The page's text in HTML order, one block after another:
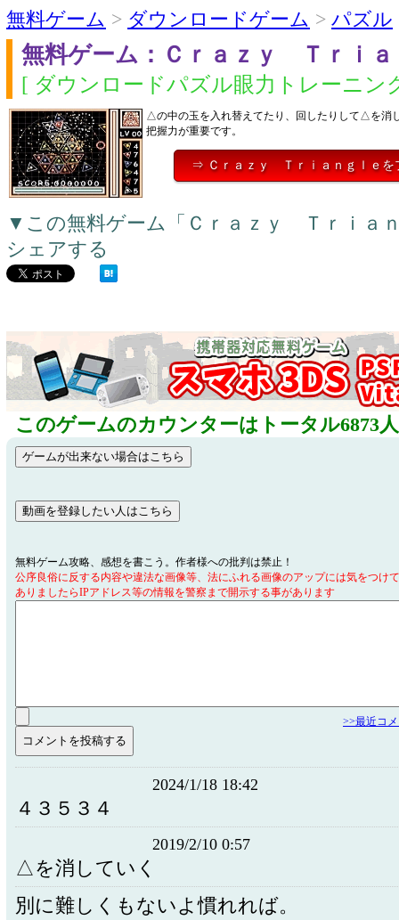
無料ゲーム > ダウンロードゲーム > パズル
無料ゲーム：Ｃｒａｚｙ Ｔｒｉａ
[ ダウンロードパズル眼力トレーニン
△の中の玉を入れ替えてたり、回したりして△を消
把握力が重要です。
⇒ Ｃｒａｚｙ Ｔｒｉａｎｇｌｅを
▼この無料ゲーム「Ｃｒａｚｙ Ｔｒｉａ
シェアする
このゲームのカウンターはトータル6873
無料ゲーム攻略、感想を書こう。作者様への批判は禁止！
公序良俗に反する内容や違法な画像等、法にふれる画像のアップには気をつけ
ありましたらIPアドレス等の情報を警察まで開示する事があります
>>最近コ
2024/1/18 18:42
４３５３４
2019/2/10 0:57
△を消していく
別に難しくもないよ慣れれば。